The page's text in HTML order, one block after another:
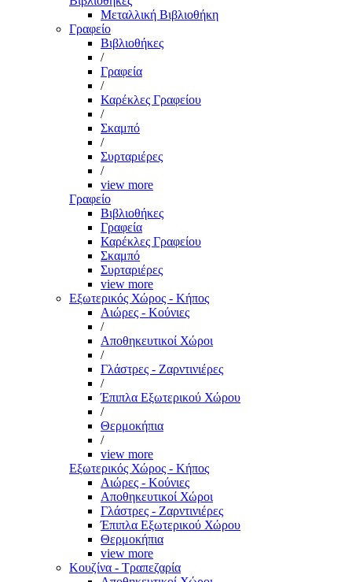
Μεταλλική Βιβλιοθήκη
Γραφείο
Βιβλιοθήκες
/
Γραφεία
/
Καρέκλες Γραφείου
/
Σκαμπό
/
Συρταριέρες
/
view more
Γραφείο
Βιβλιοθήκες
Γραφεία
Καρέκλες Γραφείου
Σκαμπό
Συρταριέρες
view more
Εξωτερικός Χώρος - Κήπος
Αιώρες - Κούνιες
/
Αποθηκευτικοί Χώροι
/
Γλάστρες - Ζαρντινιέρες
/
Έπιπλα Εξωτερικού Χώρου
/
Θερμοκήπια
/
view more
Εξωτερικός Χώρος - Κήπος
Αιώρες - Κούνιες
Αποθηκευτικοί Χώροι
Γλάστρες - Ζαρντινιέρες
Έπιπλα Εξωτερικού Χώρου
Θερμοκήπια
view more
Κουζίνα - Τραπεζαρία